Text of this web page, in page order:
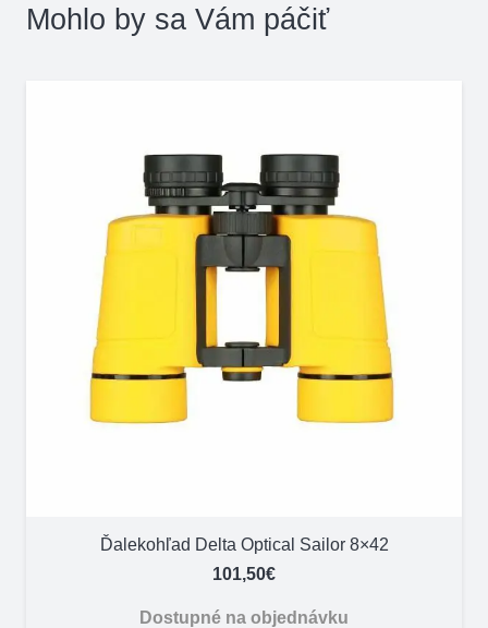
Mohlo by sa Vám páčiť
Ďalekohľad Delta Optical Sailor 8×42
101,50€
Dostupné na objednávku